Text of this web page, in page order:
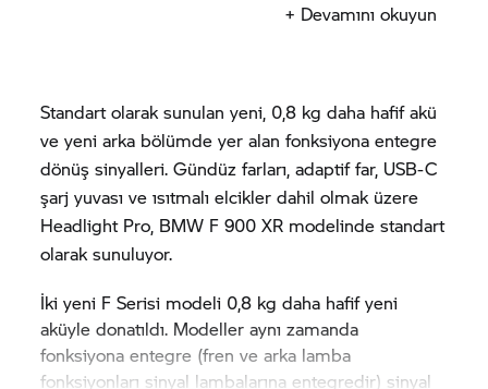
susturucuyla çok daha güçlenirken aynı zamanda
yanı sıra yay ön yükü de artık ayarlanabiliyor. Bu
Yeni BMWF 900 RveF 900 XRayrıca yeni 17 inç
dökme alüminyum jantlar içeriyor. Bu jantlar önceki
modellerden yaklaşık 1,8 kg daha hafif ve toplam 3
kg ağırlık tasarrufuna katkıda bulunuyor.
Yeni F modellerindeki bir diğer yeni standart
BMW Motorrad
BMW Motorrad ABS’ye kıyasla ABS Pro bir adım
daha ileri giderek yatma açılarında ABS destekli
freni mümkün kılarak virajlarda fren yaparken çok
daha fazla güvenlik sağlıyor.
+ Devamını okuyun
Standart olarak sunulan yeni, 0,8 kg daha hafif akü
ve yeni arka bölümde yer alan fonksiyona entegre
dönüş sinyalleri. Gündüz farları, adaptif far, USB-C
şarj yuvası ve ısıtmalı elcikler dahil olmak üzere
Headlight Pro, BMW F 900 XR modelinde standart
olarak sunuluyor.
İki yeni F Serisi modeli 0,8 kg daha hafif yeni
aküyle donatıldı. Modeller aynı zamanda
fonksiyona entegre (fren ve arka lamba
fonksiyonları sinyal lambalarına entegredir) sinyal